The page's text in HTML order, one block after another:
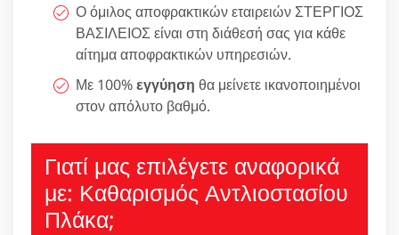
Ο όμιλος αποφρακτικών εταιρειών ΣΤΕΡΓΙΟΣ
ΒΑΣΙΛΕΙΟΣ είναι στη διάθεσή σας για κάθε
αίτημα αποφρακτικών υπηρεσιών.
Με 100%εγγύηση θα μείνετε ικανοποιημένοι
στον απόλυτο βαθμό.
Γιατί μας επιλέγετε αναφορικά
με: Καθαρισμός Αντλιοστασίου
Πλάκα;